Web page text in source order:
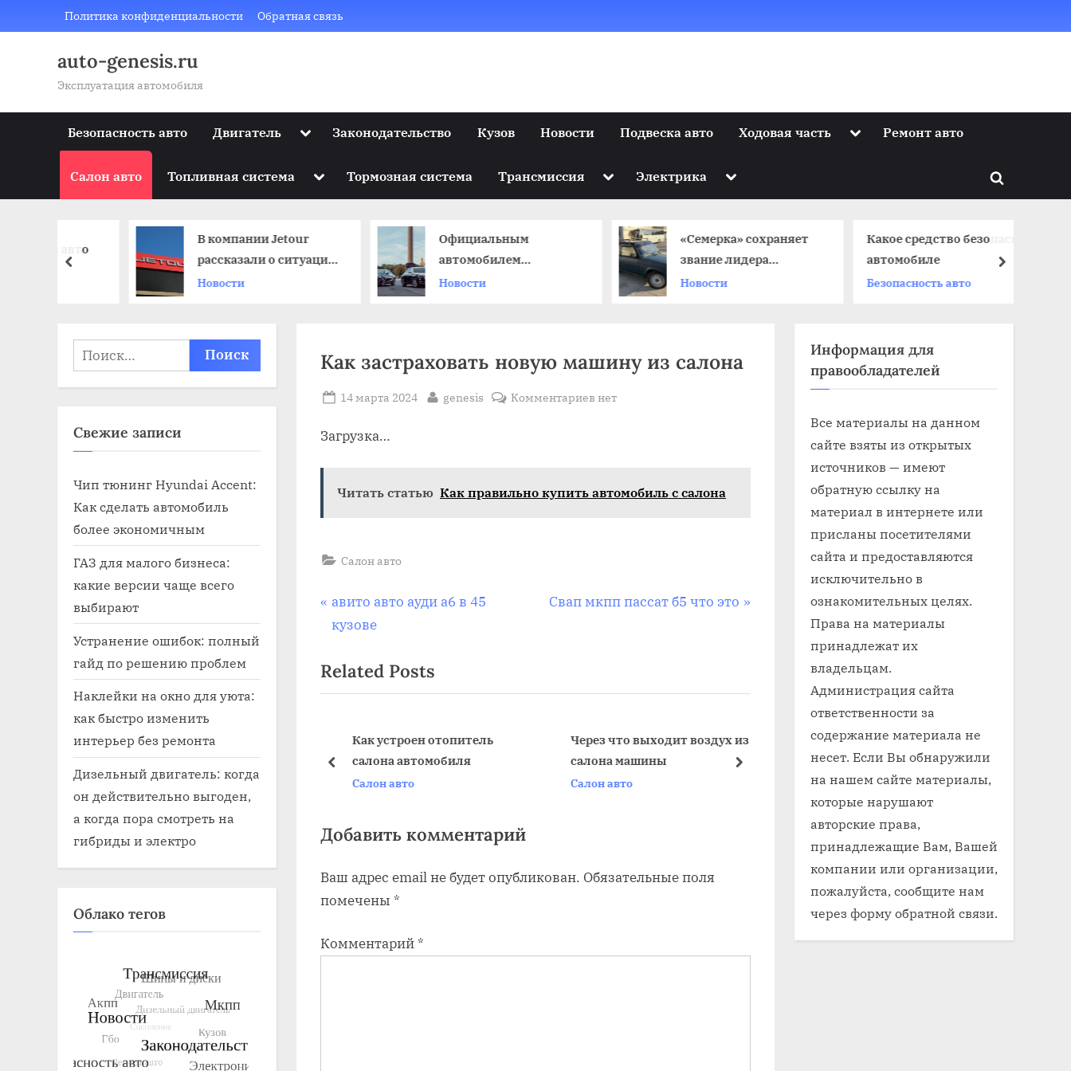
to
Политика конфиденциальности Обратная связь
auto-genesis.ru
Эксплуатация автомобиля
Безопасность авто Двигатель ToggleЗаконодательство Кузов Новости Подвеска авто Ходовая часть ToggleРемонт авто
Салон авто Топливная система Toggle
menu
Тормозная система Трансмиссия Toggle
menu
Электрика Toggle
menu
Toggle
В компании Jetour
рассказали о ситуации
со сборкой
автомобилей на
Новости
Официальным
автомобилем
ПМЭФ-2024 выступит
премиальный бренд
Новости
«Семерка» сохраняет
звание лидера
вторичного авторынка
в России
Новости
Какое средство безопасности в
автомобиле
Безопасность авто
prev next
Как застраховать новую машину из салона
Posted
14 марта 2024 By
genesis Комментариев к
машину
нет
Загрузка…
Читать статью Как правильно купить автомобиль с салона
Салон авто
Навигация
записям
P
r
v
i
s
s
:
авито авто ауди а6 в 45
кузове
N
P
Свап мкпп пассат б5 что это
Related Posts
ковролин в
Какие бывают коврики в
салон автомобиля
Салон авто
Как устроен отопитель
салона автомобиля
Салон авто
Через что выходит воздух из
салона машины
Салон авто
Как проводить осмотр
автомобиля в салоне
Салон авто
prev next
Добавить комментарий
Ваш адрес email не будет опубликован. Обязательные поля
помечены *
Комментарий*
Найти:
Свежие записи
Чип тюнинг Hyundai Accent:
Как сделать автомобиль
более экономичным
ГАЗ для малого бизнеса:
какие версии чаще всего
выбирают
Устранение ошибок: полный
гайд по решению проблем
Наклейки на окно для уюта:
как быстро изменить
интерьер без ремонта
Дизельный двигатель: когда
он действительно выгоден,
а когда пора смотреть на
гибриды и электро
Облако тегов
Информация для
правообладателей
Все материалы на данном
сайте взяты из открытых
источников — имеют
обратную ссылку на
материал в интернете или
присланы посетителями
сайта и предоставляются
исключительно в
ознакомительных целях.
Права на материалы
принадлежат их
владельцам.
Администрация сайта
ответственности за
содержание материала не
несет. Если Вы обнаружили
на нашем сайте материалы,
которые нарушают
авторские права,
принадлежащие Вам, Вашей
компании или организации,
пожалуйста, сообщите нам
через форму обратной связи.